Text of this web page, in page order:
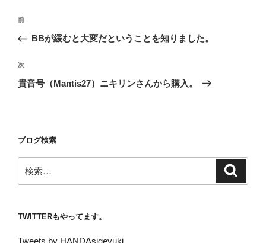
投
ナ
ビ
ゲ
ン
前
の
稿
前
BBが緩むと大変だということを知りました。
次
の
次
貴音号（Mantis27）ニキリンさんから購入。
ブログ検索
索:
TWITTERもやってます。
Tweets by HANDAsigeyuki